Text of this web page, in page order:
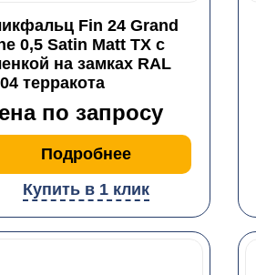
Fin 24 Grand
0,5 Satin Matt TX с
на замках RAL
терракота
по запросу
Подробнее
Купить в 1 клик